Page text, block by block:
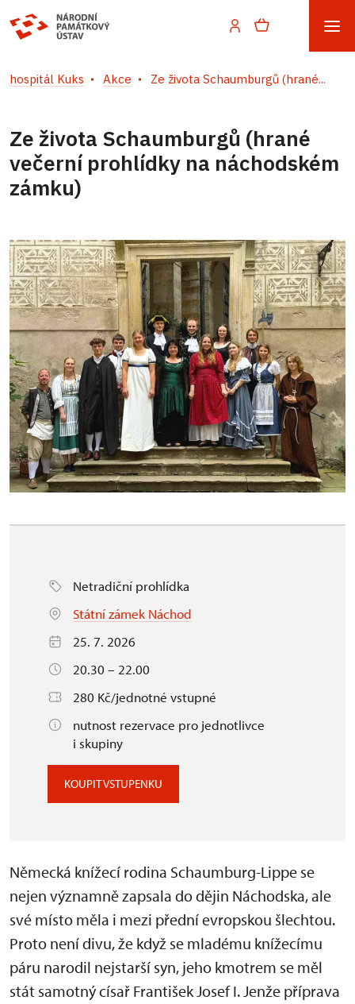
hospitál Kuks Akce Ze života Schaumburgů (hrané...
Ze života Schaumburgů (hrané
večerní prohlídky na náchodském
zámku)
Netradiční prohlídka
Státní zámek Náchod
25. 7. 2026
20.30 – 22.00
280 Kč/jednotné vstupné
nutnost rezervace pro jednotlivce
i skupiny
KOUPIT VSTUPENKU
Německá knížecí rodina Schaumburg-Lippe se
nejen významně zapsala do dějin Náchodska, ale
své místo měla i mezi přední evropskou šlechtou.
Proto není divu, že když se mladému knížecímu
páru narodil nejstarší syn, jeho kmotrem se měl
stát samotný císař František Josef I. Jenže příprava